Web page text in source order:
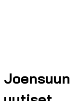
Joensuun